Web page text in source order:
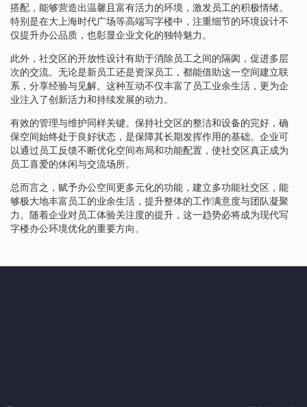
搭配，能够营造出温馨且富有活力的环境，激发员工的积极情绪。
特别是在大上海时代广场等高端写字楼中，注重细节的环境设计不
仅提升办公品质，也彰显企业文化的独特魅力。
此外，社交区的开放性设计有助于消除员工之间的隔阂，促进多层
次的交流。无论是新员工还是资深员工，都能借助这一空间建立联
系，分享经验与见解。这种互动不仅丰富了员工业余生活，更为企
业注入了创新活力和持续发展的动力。
有效的管理与维护同样关键。保持社交区的整洁和设备的完好，确
保空间始终处于良好状态，是保障其长期发挥作用的基础。企业可
以通过员工反馈不断优化空间布局和功能配置，使社交区真正成为
员工喜爱的休闲与交流场所。
总而言之，赋予办公空间更多元化的功能，建立多功能社交区，能
够极大地丰富员工的业余生活，提升整体的工作满意度与团队凝聚
力。随着企业对员工体验关注度的提升，这一趋势必将成为现代写
字楼办公环境优化的重要方向。